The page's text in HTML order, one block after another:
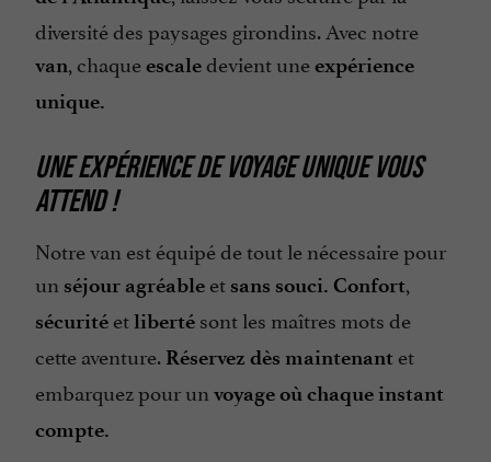
diversité des paysages girondins. Avec notre
van, chaqueescaledevient uneexpérience
unique.
UNE EXPÉRIENCE DE VOYAGE UNIQUE VOUS
ATTEND !
Notre van est équipé de tout le nécessaire pour
un séjour agréable et sans souci. Confort,
sécurité etliberté sont les maîtres mots de
cette aventure. Réservez dès maintenant et
embarquez pour un voyage où chaque instant
compte.